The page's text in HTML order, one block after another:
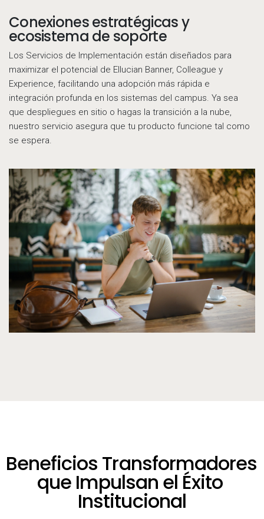
Call to action
Conexiones estratégicas y
ecosistema de soporte
Los Servicios de Implementación están diseñados para
maximizar el potencial de Ellucian Banner, Colleague y
Experience, facilitando una adopción más rápida e
integración profunda en los sistemas del campus. Ya sea
que despliegues en sitio o hagas la transición a la nube,
nuestro servicio asegura que tu producto funcione tal como
se espera.
Beneficios Transformadores
que Impulsan el Éxito
Institucional